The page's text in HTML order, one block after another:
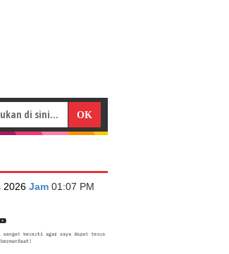
2026 Jam 01:07 PM